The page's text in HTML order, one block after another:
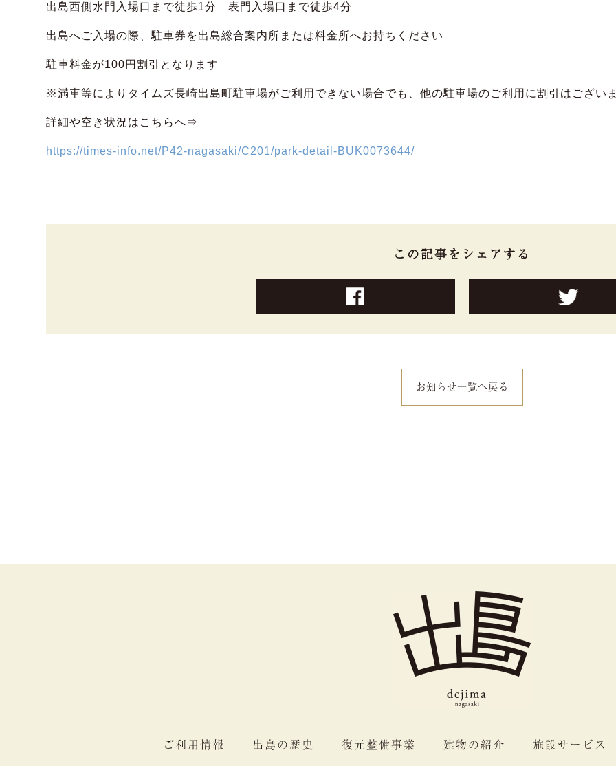
出島西側水門入場口まで徒歩1分 表門入場口まで徒歩4分
出島へご入場の際、駐車券を出島総合案内所または料金所へお持ちください
駐車料金が100円割引となります
※満車等によりタイムズ長崎出島町駐車場がご利用できない場合でも、他の駐車場のご利用に割引はござい
詳細や空き状況はこちらへ⇒
https://times-info.net/P42-nagasaki/C201/park-detail-BUK0073644/
この記事をシェアする
お知らせ一覧へ戻る
ご利用情報 出島の歴史 復元整備事業 建物の紹介 施設サービス